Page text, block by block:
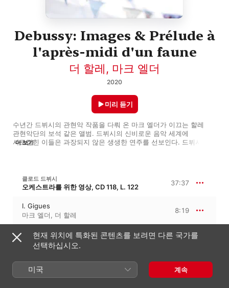
Debussy: Images & Prélude à
l'après-midi d'un faune
더 할레, 마크 엘더
2020
수년간 드뷔시의 관현악 작품을 다뤄 온 마크 엘더가 이끄는 할레
관현악단의 보석 같은 앨범. 드뷔시의 신비로운 음악 세계에
사로잡힌 이들은 과장되지 않은 생생한 연주를 선보인다. 드뷔시의
들려준다. 세계 초연인 콜린 매튜스의 '영상' 제2집에선 정교하고
아름다운 오케스트레이션을 자랑한다.
더 보기
미리 듣기
클로드 드뷔시
오케스트라를 위한 영상, CD 118, L. 122 37:37
I. Gigues
마크 엘더, 더 할레
8:19
chemins
더 할레,마크 엘더
7:33
III. IIb. Les Parfums de la Nuit
마크 엘더
8:43
현재 위치에 특화된 콘텐츠를 보려면 다른 국가를
선택하십시오.
미국 계속